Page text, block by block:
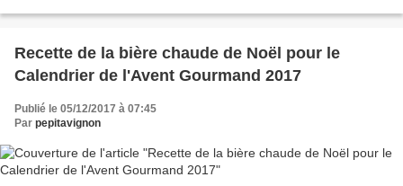
Recette de la bière chaude de Noël pour le
Calendrier de l'Avent Gourmand 2017
Publié le 05/12/2017 à 07:45
Par pepitavignon